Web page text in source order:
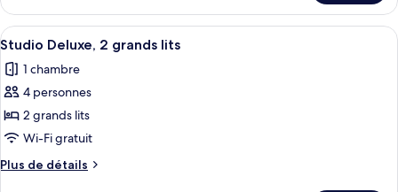
plusieurs
lits
le
type
de
Studio
Familial,
lits
Afficher
toutes
les
photos
pour
ce
type
de
Une chambre d’hôtel avec deux lits,
8
Studio Deluxe, 2 grands lits
1 chambre
4 personnes
2 grands lits
Wi-Fi gratuit
Plus de détails
Plus